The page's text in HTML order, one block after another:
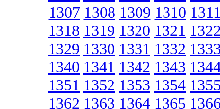
1307 1308 1309 1310
1318 1319 1320 1321
1329 1330 1331 1332
1340 1341 1342 1343
1351 1352 1353 1354
1362 1363 1364 1365